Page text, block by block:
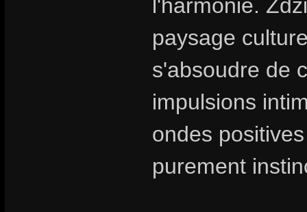
l'harmonie.
paysage
s'absoudre de
impulsions
ondes
purement